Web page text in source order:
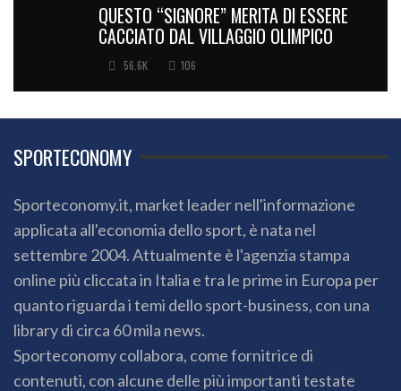
QUESTO “SIGNORE” MERITA DI ESSERE
CACCIATO DAL VILLAGGIO OLIMPICO
56.6K 106
SPORTECONOMY
Sporteconomy.it, market leader nell'informazione
applicata all'economia dello sport, è nata nel
settembre 2004. Attualmente è l'agenzia stampa
online più cliccata in Italia e tra le prime in Europa per
quanto riguarda i temi dello sport-business, con una
library di circa 60 mila news.
Sporteconomy collabora, come fornitrice di
contenuti, con alcune delle più importanti testate